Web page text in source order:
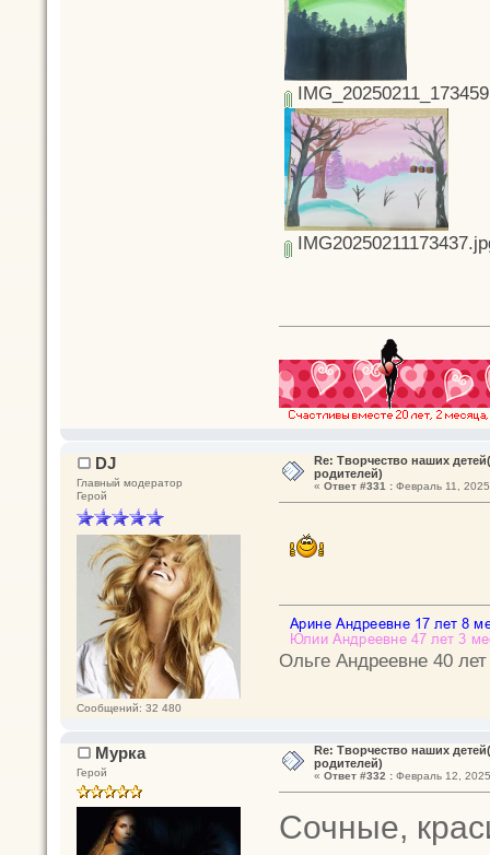
DJ
Главный модератор
Герой
Сообщений: 32 480
Re: Творчество наших
родителей)
« Ответ #331 :Февраль 11,
Ольге Андреевне 40
Мурка
Герой
Re: Творчество наших
родителей)
« Ответ #332 :Февраль 12,
Сочные,